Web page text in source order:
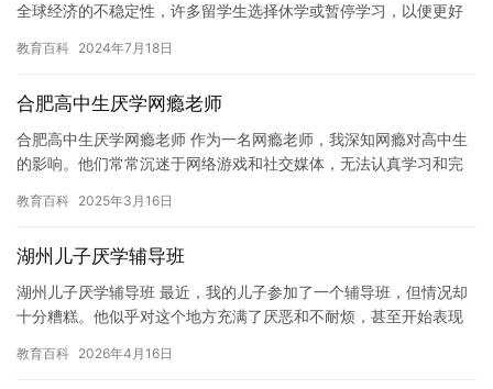
全球经济的不稳定性，许多留学生选择休学或暂停学习，以便更好
证，…
教育百科 2024年7月18日
合肥高中生厌学网瘾老师
合肥高中生厌学网瘾老师 作为一名网瘾老师，我深知网瘾对高中生
的影响。他们常常沉迷于网络游戏和社交媒体，无法认真学习和完
身心…
教育百科 2025年3月16日
湖州儿子厌学辅导班
湖州儿子厌学辅导班 最近，我的儿子参加了一个辅导班，但情况却
十分糟糕。他似乎对这个地方充满了厌恶和不耐烦，甚至开始表现
境对…
教育百科 2026年4月16日